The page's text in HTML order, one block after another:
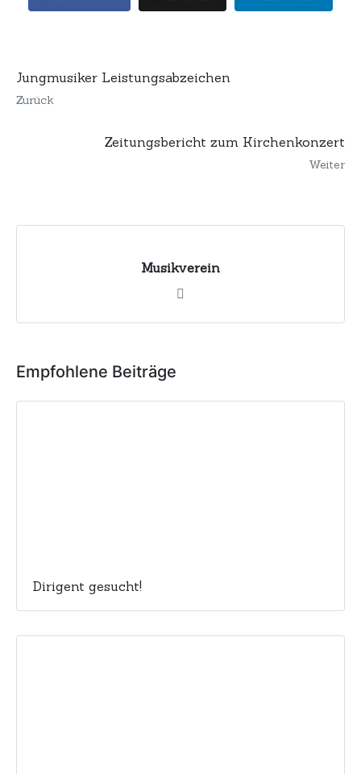
Jungmusiker Leistungsabzeichen
Zurück
Zeitungsbericht zum Kirchenkonzert
Weiter
Musikverein
Empfohlene Beiträge
Dirigent gesucht!